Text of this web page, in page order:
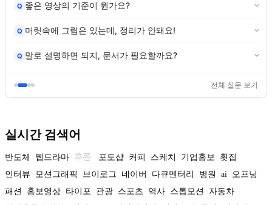
Q 좋은 영상의 기준이 뭔가요?
Q 머릿속에 그림은 있는데, 정리가 안돼요!
Q 말로 설명하면 되지, 문서가 필요할까요?
전체 질문 보기
실시간 검색어
반도체 웹드라마 휴롬 포토샵 커피 스케치 기업홍보
횟집
인터뷰
모션그래픽 브이로그 네이버 다큐멘터리 병원 ai 오프닝
패션
홍보영상 타이포 관광 스포츠 역사 스톱모션
자동차